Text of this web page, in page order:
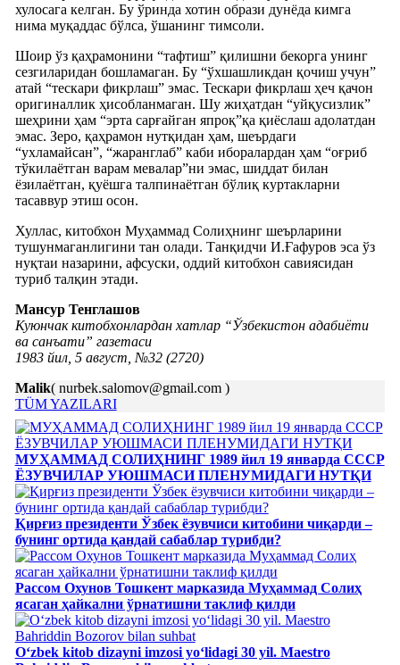
хулосага келган. Бу ўринда хотин образи дунёда кимга
нима муқаддас бўлса, ўшанинг тимсоли.
Шоир ўз қаҳрамонини “тафтиш” қилишни бекорга унинг
сезгиларидан бошламаган. Бу “ўхшашликдан қочиш учун”
атай “тескари фикрлаш” эмас. Тескари фикрлаш ҳеч қачон
оригиналлик ҳисобланмаган. Шу жиҳатдан “уйқусизлик”
шеҳрини ҳам “эрта сарғайган япроқ”қа қиёслаш адолатдан
эмас. Зеро, қаҳрамон нутқидан ҳам, шеърдаги
“ухламайсан”, “жаранглаб” каби иборалардан ҳам “оғриб
тўкилаётган варам мевалар”ни эмас, шиддат билан
ёзилаётган, қуёшга талпинаётган бўлиқ куртакларни
тасаввур этиш осон.
Хуллас, китобхон Муҳаммад Солиҳнинг шеърларини
тушунмаганлигини тан олади. Танқидчи И.Ғафуров эса ўз
нуқтаи назарини, афсуски, оддий китобхон савиясидан
туриб талқин этади.
Мансур Тенглашов
Куюнчак китобхонлардан хатлар “Ўзбекистон адабиёти
ва санъати” газетаси
1983 йил, 5 август, №32 (2720)
Malik( nurbek.salomov@gmail.com )
TÜM YAZILARI
МУҲАММАД СОЛИҲНИНГ 1989 йил 19 январда СССР
ЁЗУВЧИЛАР УЮШМАСИ ПЛЕНУМИДАГИ НУТҚИ
Қирғиз президенти Ўзбек ёзувчиси китобини чиқарди –
бунинг ортида қандай сабаблар турибди?
Рассом Охунов Тошкент марказида Муҳаммад Солиҳ
яcаган ҳайкални ўрнатишни таклиф қилди
Oʻzbek kitob dizayni imzosi yoʻlidagi 30 yil. Maestro